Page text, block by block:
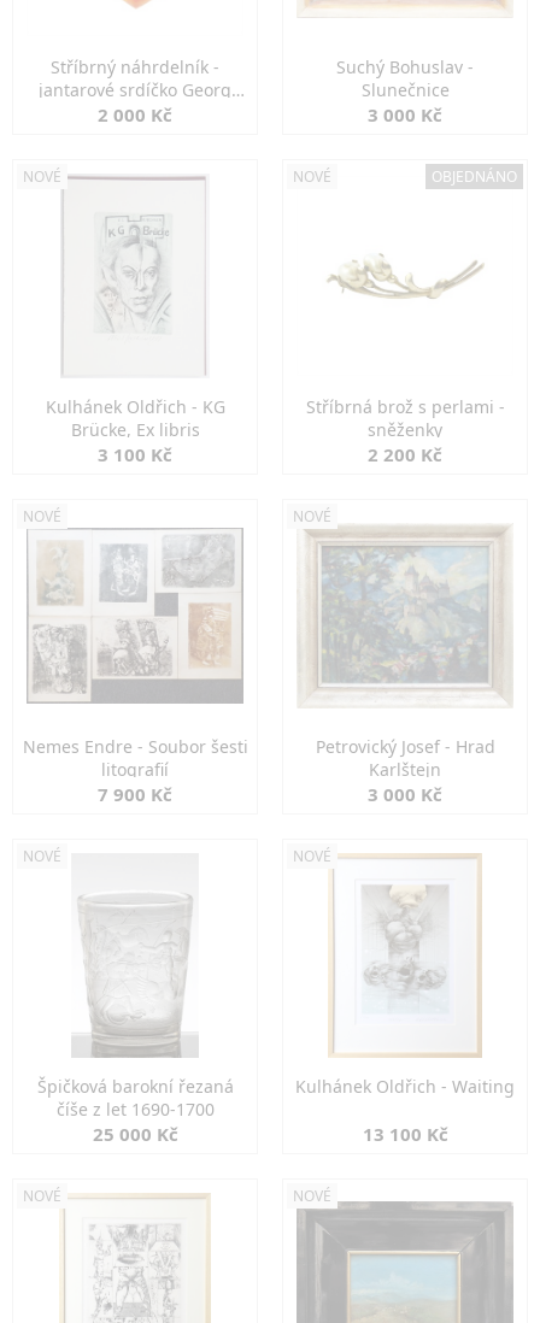
Stříbrný náhrdelník -
jantarové srdíčko Georg
Kramer
2 000 Kč
Suchý Bohuslav -
Slunečnice
3 000 Kč
NOVÉ
Kulhánek Oldřich - KG
Brücke, Ex libris
3 100 Kč
NOVÉ OBJEDNÁNO
Stříbrná brož s perlami -
sněženky
2 200 Kč
NOVÉ
Nemes Endre - Soubor šesti
litografií
7 900 Kč
NOVÉ
Petrovický Josef - Hrad
Karlštejn
3 000 Kč
NOVÉ
Špičková barokní řezaná
číše z let 1690-1700
25 000 Kč
NOVÉ
Kulhánek Oldřich - Waiting
13 100 Kč
NOVÉ NOVÉ